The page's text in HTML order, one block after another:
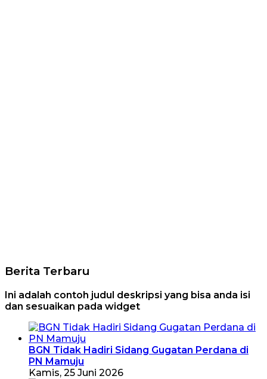
Berita Terbaru
Ini adalah contoh judul deskripsi yang bisa anda isi
dan sesuaikan pada widget
BGN Tidak Hadiri Sidang Gugatan Perdana di
PN Mamuju
Kamis, 25 Juni 2026